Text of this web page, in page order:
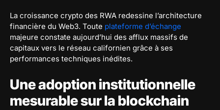
La croissance crypto des RWA redessine l’architecture
financière du Web3. Toute plateforme d’échange
majeure constate aujourd’hui des afflux massifs de
capitaux vers le réseau californien grâce à ses
performances techniques inédites.
Une adoption institutionnelle
mesurable sur la blockchain